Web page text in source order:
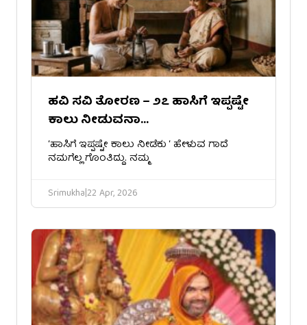
ಹವಿ ಸವಿ ತೋರಣ – ೨೭ ಹಾಸಿಗೆ ಇಪ್ಪಷ್ಟೇ
ಕಾಲು ನೀಡುವನಾ…
‘ಹಾಸಿಗೆ ಇಪ್ಪಷ್ಟೇ ಕಾಲು ನೀಡೆಕು ‘ ಹೇಳುವ ಗಾದೆ
ನಮಗೆಲ್ಲ ಗೊಂತಿದ್ದು. ನಮ್ಮ
Srimukha|22 Apr, 2026